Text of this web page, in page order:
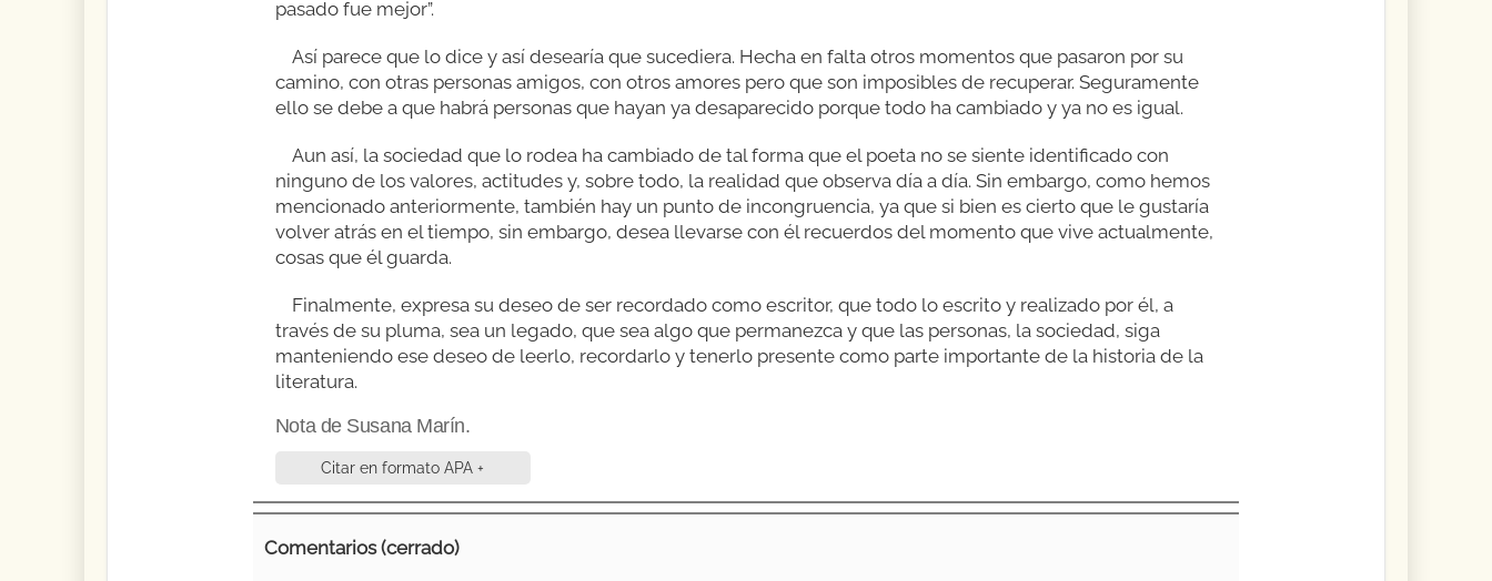
pasado fue mejor”.
Así parece que lo dice y así desearía que sucediera. Hecha en falta otros momentos que pasaron por su
camino, con otras personas amigos, con otros amores pero que son imposibles de recuperar. Seguramente
ello se debe a que habrá personas que hayan ya desaparecido porque todo ha cambiado y ya no es igual.
Aun así, la sociedad que lo rodea ha cambiado de tal forma que el poeta no se siente identificado con
ninguno de los valores, actitudes y, sobre todo, la realidad que observa día a día. Sin embargo, como hemos
mencionado anteriormente, también hay un punto de incongruencia, ya que si bien es cierto que le gustaría
volver atrás en el tiempo, sin embargo, desea llevarse con él recuerdos del momento que vive actualmente,
cosas que él guarda.
Finalmente, expresa su deseo de ser recordado como escritor, que todo lo escrito y realizado por él, a
través de su pluma, sea un legado, que sea algo que permanezca y que las personas, la sociedad, siga
manteniendo ese deseo de leerlo, recordarlo y tenerlo presente como parte importante de la historia de la
literatura.
Nota de Susana Marín.
Citar en formato APA +
Comentarios (cerrado)